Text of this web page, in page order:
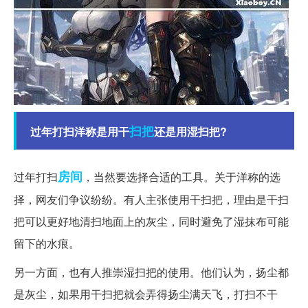
过年打扫洋称是用干扫把还是用湿扫把?
过年打扫房间 ，当然要选择合适的工具。关于洋称的选
择，网友们争议纷纷。有人主张使用干扫把，理由是干扫
把可以更好地清扫地面上的灰尘，同时避免了湿抹布可能
留下的水痕。
另一方面，也有人推崇湿扫把的使用。他们认为，扬尘都
是灰尘，如果用干扫把就会弄得扬尘满天飞，打扫不干